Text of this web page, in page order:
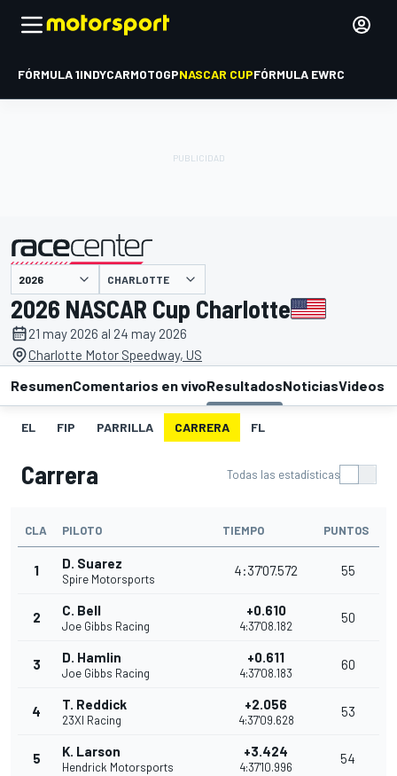
FÓRMULA 1INDYCARMOTOGPNASCAR CUPFÓRMULA EWRC
presentado por CHARLOTTE
2026 NASCAR Cup Charlotte
21 may 2026 al 24 may 2026
Charlotte Motor Speedway, US
ResumenComentarios en vivoResultadosNoticiasVideos
EL FIP PARRILLA CARRERA FL
Carrera Todas las estadísticas
CLA PILOTO TIEMPO PUNTOS
1 D. Suarez
Spire Motorsports
4:37'07.572 55
2 C. Bell
Joe Gibbs Racing
+0.610
4:37'08.182
50
3 D. Hamlin
Joe Gibbs Racing
+0.611
4:37'08.183
60
4 T. Reddick
23XI Racing
+2.056
4:37'09.628
53
5 K. Larson
Hendrick Motorsports
+3.424
4:37'10.996
54